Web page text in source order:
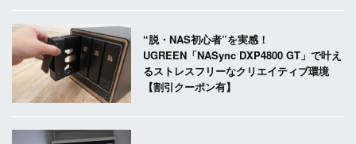
“脱・NAS初心者”を実感！
UGREEN「NASync DXP4800 GT」で叶え
るストレスフリーなクリエイティブ環境
【割引クーポン有】